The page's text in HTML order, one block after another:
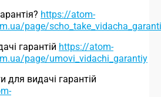
https://atom-
page/
гарантій https://atom-
page/umovi_vidachi_garantiy
для видачі гарантій